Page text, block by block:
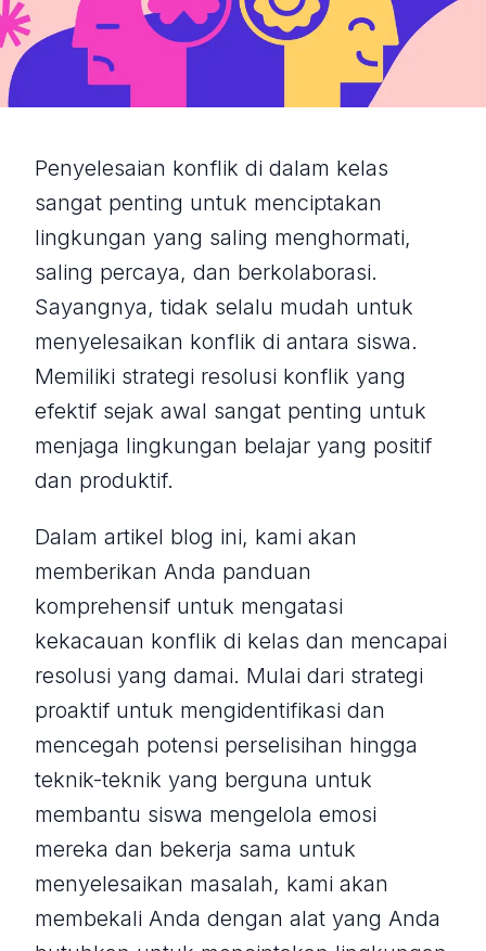
Penyelesaian konflik di dalam kelas
sangat penting untuk menciptakan
lingkungan yang saling menghormati,
saling percaya, dan berkolaborasi.
Sayangnya, tidak selalu mudah untuk
menyelesaikan konflik di antara siswa.
Memiliki strategi resolusi konflik yang
efektif sejak awal sangat penting untuk
menjaga lingkungan belajar yang positif
dan produktif.
Dalam artikel blog ini, kami akan
memberikan Anda panduan
komprehensif untuk mengatasi
kekacauan konflik di kelas dan mencapai
resolusi yang damai. Mulai dari strategi
proaktif untuk mengidentifikasi dan
mencegah potensi perselisihan hingga
teknik-teknik yang berguna untuk
membantu siswa mengelola emosi
mereka dan bekerja sama untuk
menyelesaikan masalah, kami akan
membekali Anda dengan alat yang Anda